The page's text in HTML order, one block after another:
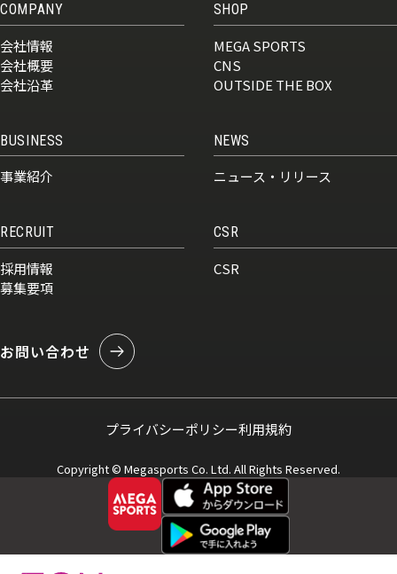
COMPANY
会社情報
会社概要
会社沿革
BUSINESS
事業紹介
SHOP
MEGA SPORTS
CNS
OUTSIDE THE BOX
NEWS
ニュース・リリース
RECRUIT
採用情報
募集要項
CSR
CSR
お問い合わせ
プライバシーポリシー利用規約
Copyright © Megasports Co. Ltd. All Rights Reserved.